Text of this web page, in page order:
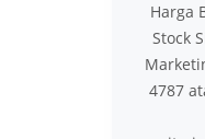
Harga
Stock
4787